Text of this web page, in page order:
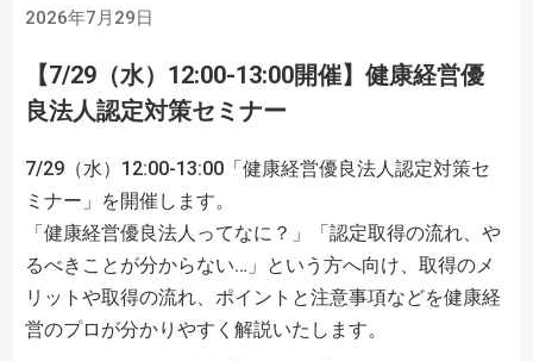
2026年7月29日
【7/29（水）12:00-13:00開催】健康経営優
良法人認定対策セミナー
7/29（水）12:00-13:00「健康経営優良法人認定対策セ
ミナー」を開催します。
「健康経営優良法人ってなに？」「認定取得の流れ、や
るべきことが分からない…」という方へ向け、取得のメ
リットや取得の流れ、ポイントと注意事項などを健康経
営のプロが分かりやすく解説いたします。